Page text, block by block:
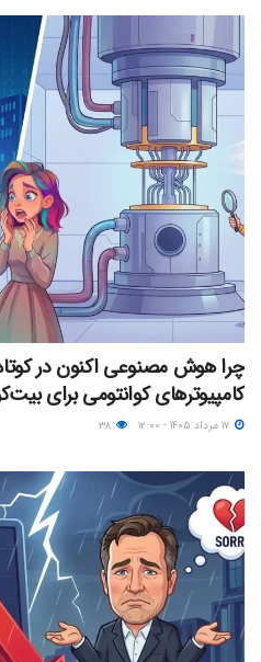
چرا هوش مصنوعی اکنون در
کامپیوترهای کوانتومی برای